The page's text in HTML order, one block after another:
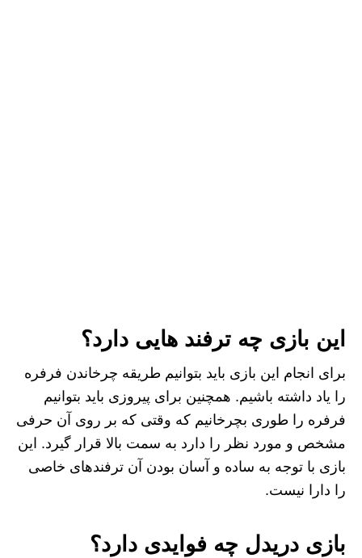
این بازی چه ترفند هایی دارد؟
برای انجام این بازی باید بتوانیم طریقه چرخاندن فرفره
را یاد داشته باشیم. همچنین برای پیروزی باید بتوانیم
فرفره را طوری بچرخانیم که وقتی که بر روی آن حرفی
مشخص و مورد نظر را دارد به سمت بالا قرار گیرد. این
بازی با توجه به ساده و آسان بودن آن ترفندهای خاصی
را دارا نیست.
بازی دریدل چه فوایدی دارد؟